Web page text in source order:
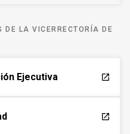
DE LA VICERRECTORÍA DE
Ejecutiva launch
launch